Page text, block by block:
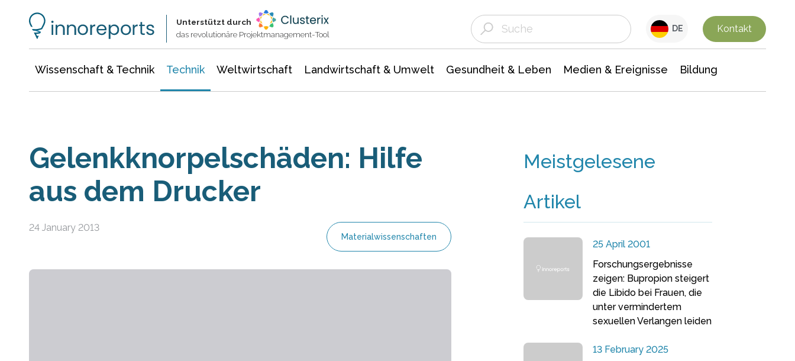
Unterstützt durch
das revolutionäre Projektmanagement-Tool
DE Kontakt
Wissenschaft & Technik Technik Weltwirtschaft Landwirtschaft & Umwelt Gesundheit & Leben Medien & Ereignisse Bildung
Gelenkknorpelschäden: Hilfe
aus dem Drucker
24 January 2013
Materialwissenschaften
Meistgelesene
Artikel
25 April 2001
Forschungsergebnisse
zeigen: Bupropion steigert
die Libido bei Frauen, die
unter vermindertem
sexuellen Verlangen leiden
13 February 2025